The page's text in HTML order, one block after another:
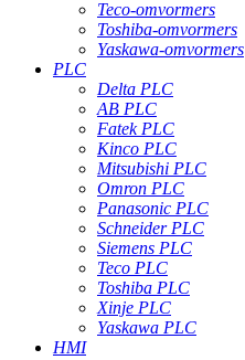
Teco-omvormers
Toshiba-omvormers
Yaskawa-omvormers
PLC
Delta PLC
AB PLC
Fatek PLC
Kinco PLC
Mitsubishi PLC
Omron PLC
Panasonic PLC
Schneider PLC
Siemens PLC
Teco PLC
Toshiba PLC
Xinje PLC
Yaskawa PLC
HMI